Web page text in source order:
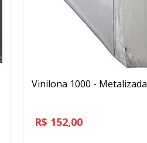
Vinilona 1000 - Metalizada
R$ 152,00